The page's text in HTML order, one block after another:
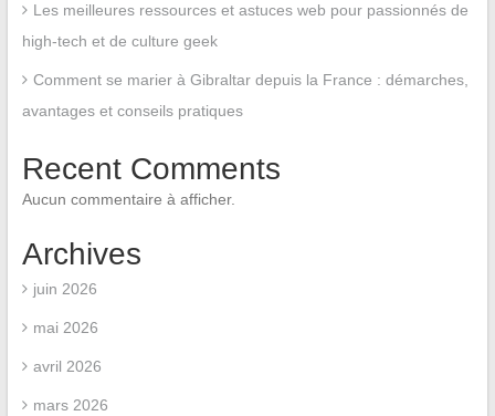
Les meilleures ressources et astuces web pour passionnés de
high-tech et de culture geek
Comment se marier à Gibraltar depuis la France : démarches,
avantages et conseils pratiques
Recent Comments
Aucun commentaire à afficher.
Archives
juin 2026
mai 2026
avril 2026
mars 2026